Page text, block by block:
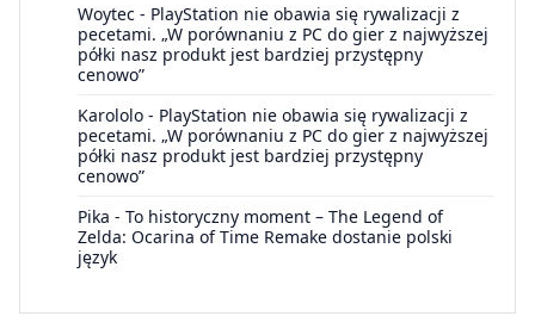
Woytec - PlayStation nie obawia się rywalizacji z
pecetami. „W porównaniu z PC do gier z najwyższej
półki nasz produkt jest bardziej przystępny
cenowo”
Karololo - PlayStation nie obawia się rywalizacji z
pecetami. „W porównaniu z PC do gier z najwyższej
półki nasz produkt jest bardziej przystępny
cenowo”
Pika - To historyczny moment – The Legend of
Zelda: Ocarina of Time Remake dostanie polski
język